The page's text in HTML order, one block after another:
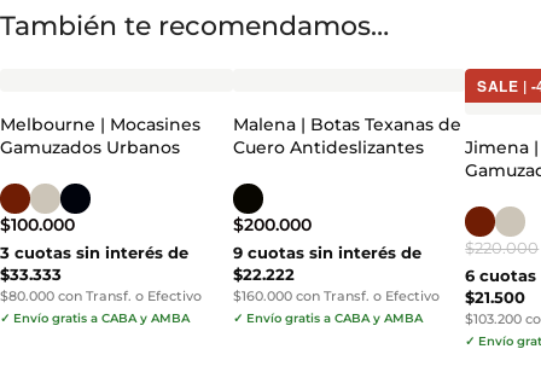
También te recomendamos…
Melbourne | Mocasines
Gamuzados Urbanos
$100.000
3 cuotas sin interés de
$33.333
$80.000 con Transf. o Efectivo
✓ Envío gratis a CABA y AMBA
Malena | Botas Texanas de
Cuero Antideslizantes
$200.000
9 cuotas sin interés de
$22.222
$160.000 con Transf. o Efectivo
✓ Envío gratis a CABA y AMBA
SALE | -
Jimena |
$220.000
6 cuotas
$21.500
$103.200
✓ Envío